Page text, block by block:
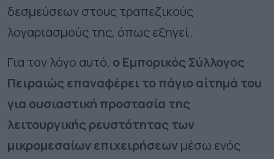
δεσμεύσεων στους τραπεζικούς
λογαριασμούς της, όπως εξηγεί.
Για τον λόγο αυτό, ο Εμπορικός Σύλλογος
Πειραιώς επαναφέρει το πάγιο αίτημά του
για ουσιαστική προστασία της
λειτουργικής ρευστότητας των
μικρομεσαίων επιχειρήσεωνμέσω ενός